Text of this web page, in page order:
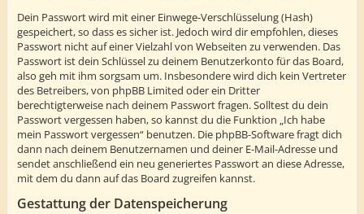
Dein Passwort wird mit einer Einwege-Verschlüsselung (Hash)
gespeichert, so dass es sicher ist. Jedoch wird dir empfohlen, dieses
Passwort nicht auf einer Vielzahl von Webseiten zu verwenden. Das
Passwort ist dein Schlüssel zu deinem Benutzerkonto für das Board,
also geh mit ihm sorgsam um. Insbesondere wird dich kein Vertreter
des Betreibers, von phpBB Limited oder ein Dritter
berechtigterweise nach deinem Passwort fragen. Solltest du dein
Passwort vergessen haben, so kannst du die Funktion „Ich habe
mein Passwort vergessen“ benutzen. Die phpBB-Software fragt dich
dann nach deinem Benutzernamen und deiner E-Mail-Adresse und
sendet anschließend ein neu generiertes Passwort an diese Adresse,
mit dem du dann auf das Board zugreifen kannst.
Gestattung der Datenspeicherung